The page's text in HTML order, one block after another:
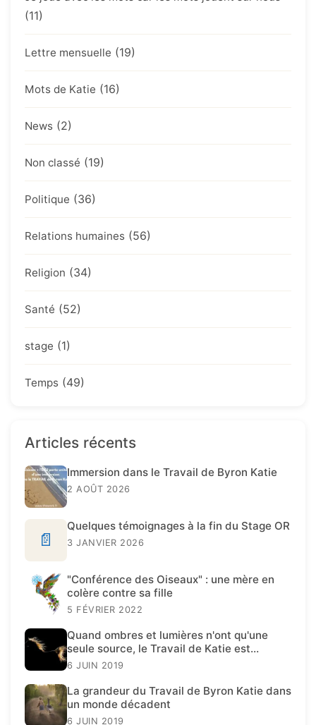
(11)
Lettre mensuelle (19)
Mots de Katie (16)
News (2)
Non classé (19)
Politique (36)
Relations humaines (56)
Religion (34)
Santé (52)
stage (1)
Temps (49)
Articles récents
Immersion dans le Travail de Byron Katie
2 AOÛT 2026
📄
Quelques témoignages à la fin du Stage OR
3 JANVIER 2026
"Conférence des Oiseaux" : une mère en
colère contre sa fille
5 FÉVRIER 2022
Quand ombres et lumières n'ont qu'une
seule source, le Travail de Katie est
présent.
6 JUIN 2019
La grandeur du Travail de Byron Katie dans
un monde décadent
6 JUIN 2019